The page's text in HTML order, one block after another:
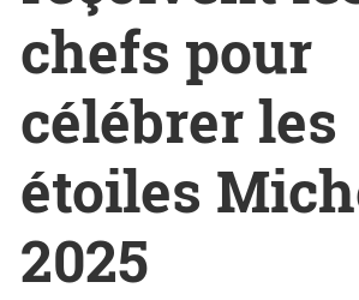
chefs pour
célébrer les
étoiles
2025